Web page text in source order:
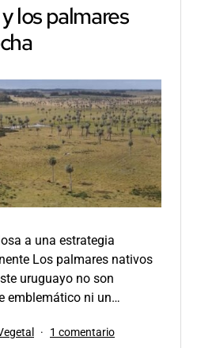
una
los palmares
a una estrategia
Los palmares nativos
uruguayo no son
emblemático ni un…
1 comentarioen